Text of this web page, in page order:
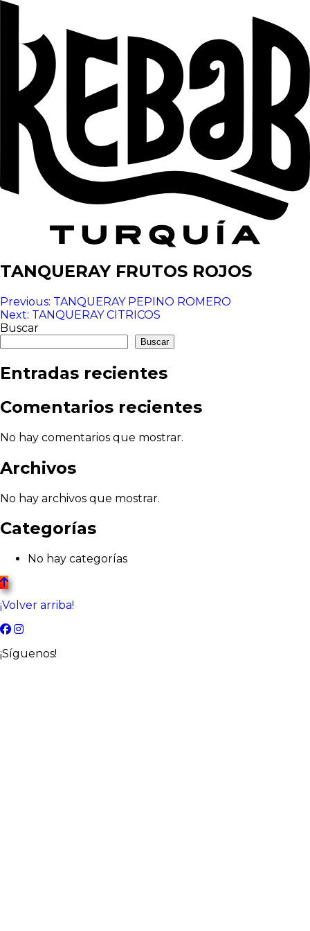
TANQUERAY FRUTOS ROJOS
Navegación
de
entradas
Previous: TANQUERAY PEPINO ROMERO
Next: TANQUERAY CITRICOS
Buscar
Buscar
Entradas recientes
Comentarios recientes
No hay comentarios que mostrar.
Archivos
No hay archivos que mostrar.
Categorías
No hay categorías
¡Volver arriba!
¡Síguenos!